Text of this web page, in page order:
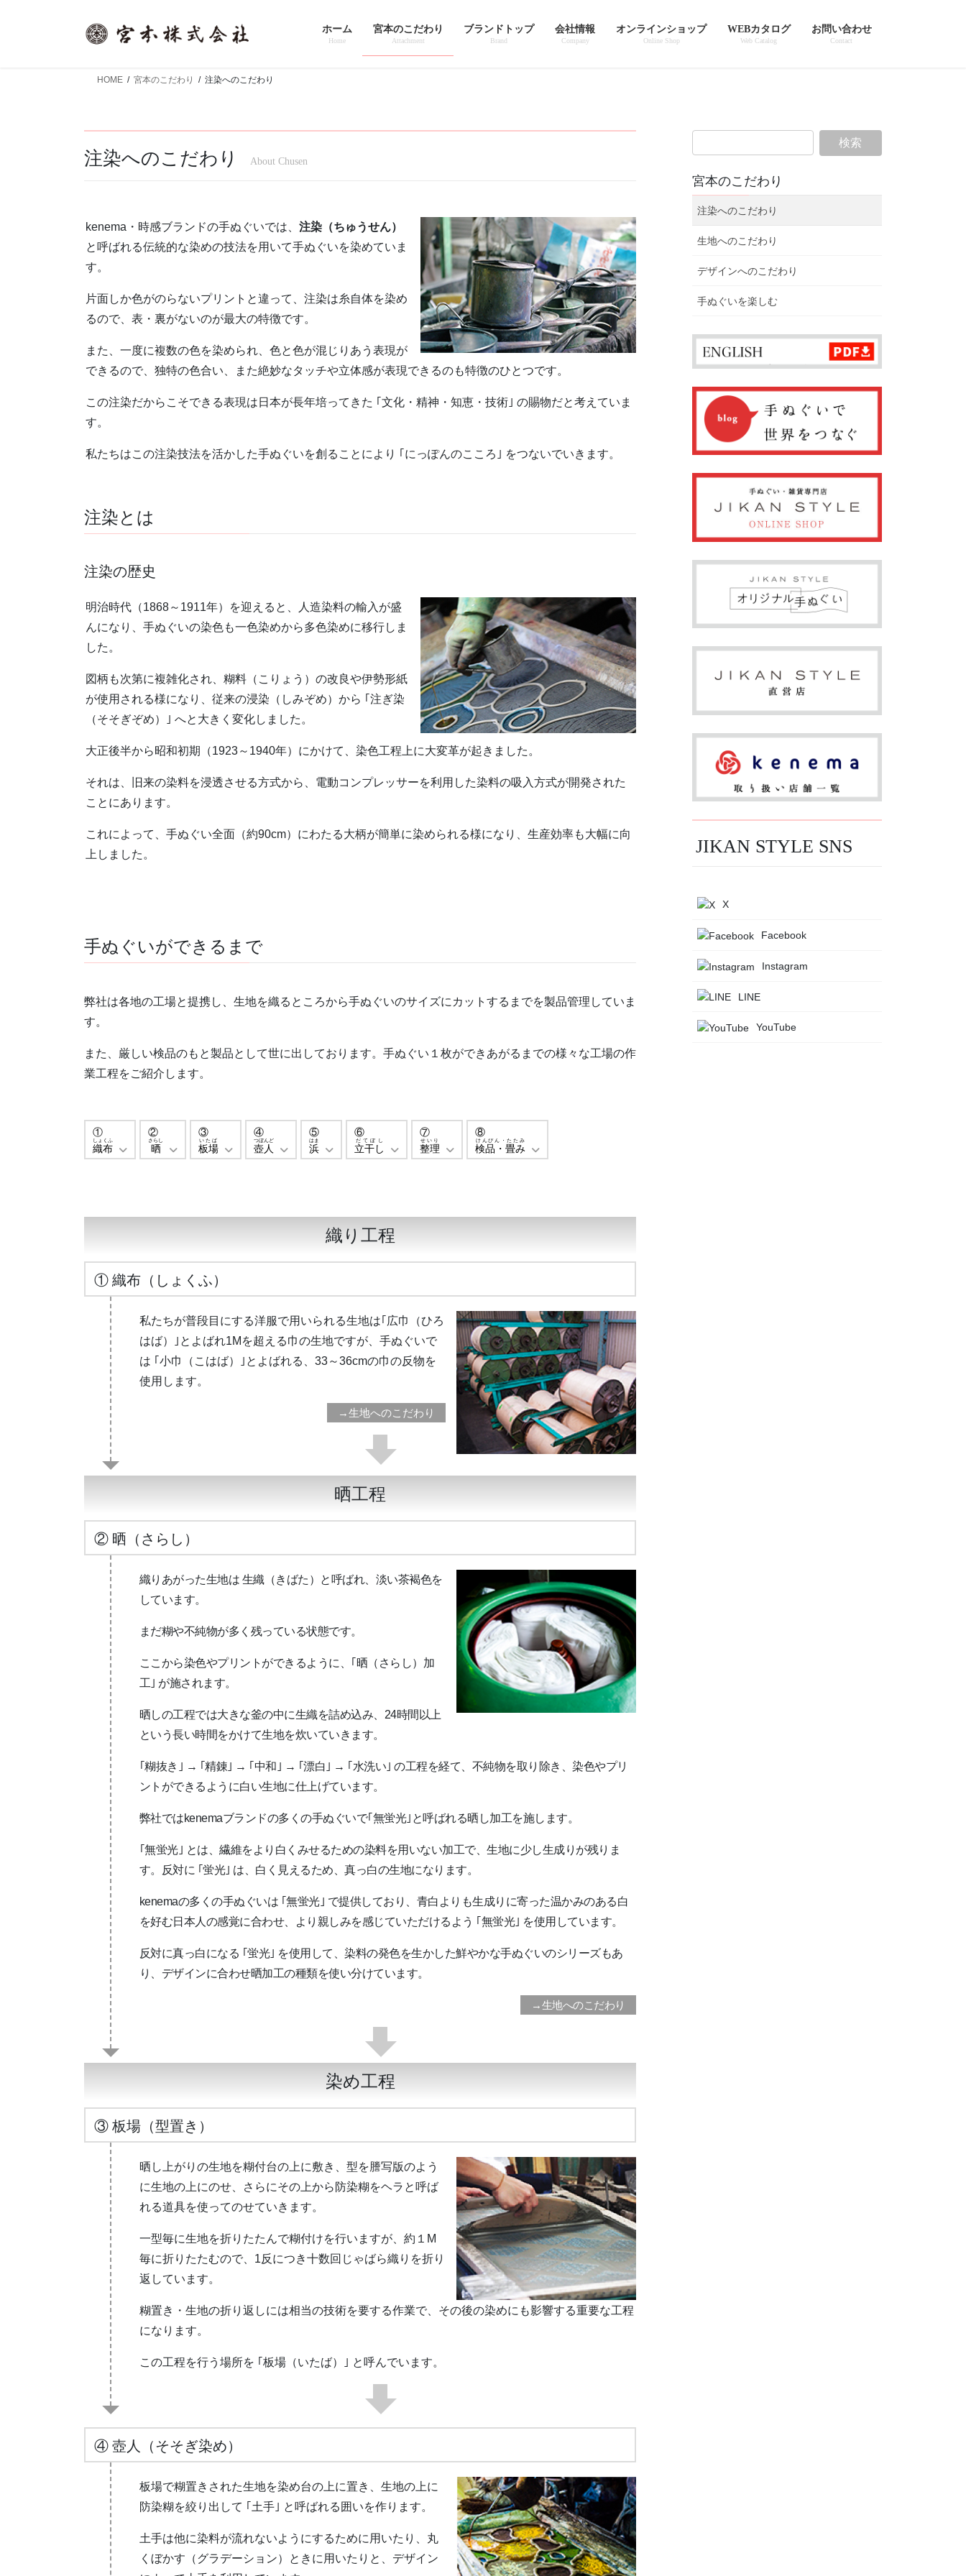
ホーム
Home
宮本のこだわり
Attachment
ブランドトップ
Brand
会社情報
Company
オンラインショップ
Online Shop
WEBカタログ
Web Catalog
お問い合わせ
Contact
HOME 宮本のこだわり 注染へのこだわり
注染へのこだわり About Chusen
kenema・時感ブランドの手ぬぐいでは、 注染（ちゅうせん）
と呼ばれる伝統的な染めの技法を用いて手ぬぐいを染めていま
す。
片面しか色がのらないプリントと違って、注染は糸自体を染め
るので、表・裏がないのが最大の特徴です。
また、一度に複数の色を染められ、色と色が混じりあう表現が
できるので、独特の色合い、また絶妙なタッチや立体感が表現できるのも特徴のひとつです。
この注染だからこそできる表現は日本が長年培ってきた ｢文化・精神・知恵・技術｣ の賜物だと考えていま
す。
私たちはこの注染技法を活かした手ぬぐいを創ることにより ｢にっぽんのこころ｣ をつないでいきます。
注染とは
注染の歴史
明治時代（1868～1911年）を迎えると、人造染料の輸入が盛
んになり、手ぬぐいの染色も一色染めから多色染めに移行しま
した。
図柄も次第に複雑化され、糊料（こりょう）の改良や伊勢形紙
が使用される様になり、従来の浸染（しみぞめ）から ｢注ぎ染
（そそぎぞめ）｣ へと大きく変化しました。
大正後半から昭和初期（1923～1940年）にかけて、染色工程上に大変革が起きました。
それは、旧来の染料を浸透させる方式から、電動コンプレッサーを利用した染料の吸入方式が開発された
ことにあります。
これによって、手ぬぐい全面（約90cm）にわたる大柄が簡単に染められる様になり、生産効率も大幅に向
上しました。
手ぬぐいができるまで
弊社は各地の工場と提携し、生地を織るところから手ぬぐいのサイズにカットするまでを製品管理していま
す。
また、厳しい検品のもと製品として世に出しております。手ぬぐい１枚ができあがるまでの様々な工場の作
業工程をご紹介します。
①
織布
しょくふ
②
晒
さらし
③
板場
いたば
④
壺人
つぼんど
⑤
浜
はま
⑥
立干し
だてぼし
⑦
整理
せいり
⑧
検品・畳み
けんぴん・たたみ
織り工程
① 織布（しょくふ）
私たちが普段目にする洋服で用いられる生地は｢広巾（ひろ
はば）｣とよばれ1Mを超える巾の生地ですが、手ぬぐいで
は ｢小巾（こはば）｣とよばれる、33～36cmの巾の反物を
使用します。
→生地へのこだわり
晒工程
② 晒（さらし）
織りあがった生地は 生織（きばた）と呼ばれ、淡い茶褐色を
しています。
まだ糊や不純物が多く残っている状態です。
ここから染色やプリントができるように、｢晒（さらし）加
工｣ が施されます。
晒しの工程では大きな釜の中に生織を詰め込み、24時間以上
という長い時間をかけて生地を炊いていきます。
｢糊抜き｣ → ｢精錬｣ → ｢中和｣ → ｢漂白｣ → ｢水洗い｣ の工程を経て、不純物を取り除き、染色やプリ
ントができるように白い生地に仕上げています。
弊社ではkenemaブランドの多くの手ぬぐいで｢無蛍光｣と呼ばれる晒し加工を施します。
｢無蛍光｣ とは、繊維をより白くみせるための染料を用いない加工で、生地に少し生成りが残りま
す。反対に ｢蛍光｣ は、白く見えるため、真っ白の生地になります。
kenemaの多くの手ぬぐいは ｢無蛍光｣ で提供しており、青白よりも生成りに寄った温かみのある白
を好む日本人の感覚に合わせ、より親しみを感じていただけるよう ｢無蛍光｣ を使用しています。
反対に真っ白になる ｢蛍光｣ を使用して、染料の発色を生かした鮮やかな手ぬぐいのシリーズもあ
り、デザインに合わせ晒加工の種類を使い分けています。
→生地へのこだわり
染め工程
③ 板場（型置き）
晒し上がりの生地を糊付台の上に敷き、型を謄写版のよう
に生地の上にのせ、さらにその上から防染糊をヘラと呼ば
れる道具を使ってのせていきます。
一型毎に生地を折りたたんで糊付けを行いますが、約１M
毎に折りたたむので、1反につき十数回じゃばら織りを折り
返しています。
糊置き・生地の折り返しには相当の技術を要する作業で、その後の染めにも影響する重要な工程
になります。
この工程を行う場所を ｢板場（いたば）｣ と呼んでいます。
④ 壺人（そそぎ染め）
板場で糊置きされた生地を染め台の上に置き、生地の上に
防染糊を絞り出して ｢土手｣ と呼ばれる囲いを作ります。
土手は他に染料が流れないようにするために用いたり、丸
くぼかす（グラデーション）ときに用いたりと、デザイン
宮本のこだわり
注染へのこだわり
生地へのこだわり
デザインへのこだわり
手ぬぐいを楽しむ
JIKAN STYLE SNS
X
Facebook
Instagram
LINE
YouTube